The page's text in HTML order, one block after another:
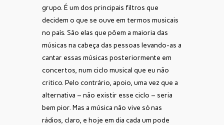
grupo. É um dos principais filtros que
decidem o que se ouve em termos musicais
no país. São elas que põem a maioria das
músicas na cabeça das pessoas levando-as a
cantar essas músicas posteriormente em
concertos, num ciclo musical que eu não
critico. Pelo contrário, apoio, uma vez que a
alternativa – não existir esse ciclo – seria
bem pior. Mas a música não vive só nas
rádios, claro, e hoje em dia cada um pode